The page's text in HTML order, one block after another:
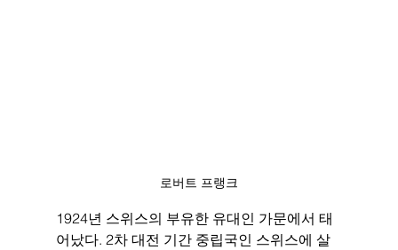
로버트 프랭크
1924년 스위스의 부유한 유대인 가문에서 태
어났다. 2차 대전 기간 중립국인 스위스에 살